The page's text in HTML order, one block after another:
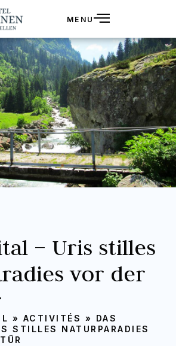
MENU
– Uris stilles
vor der
» ACTIVITÉS » DAS
STILLES NATURPARADIES